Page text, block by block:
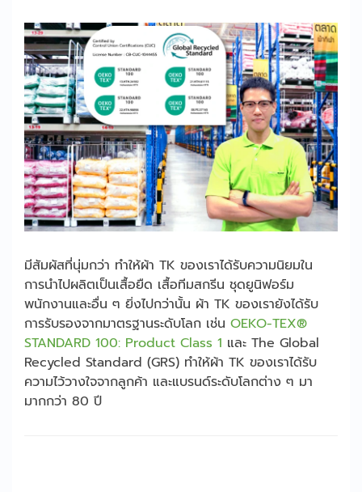
มีสัมผัสที่นุ่มกว่า ทำให้ผ้า TK ของเราได้รับความนิยมใน
การนำไปผลิตเป็นเสื้อยืด เสื้อทีมสกรีน ชุดยูนิฟอร์ม
พนักงานและอื่น ๆ ยิ่งไปกว่านั้น ผ้า TK ของเรายังได้รับ
การรับรองจากมาตรฐานระดับโลก เช่น OEKO-TEX®
STANDARD 100: Product Class 1 และ The Global
Recycled Standard (GRS) ทำให้ผ้า TK ของเราได้รับ
ความไว้วางใจจากลูกค้า และแบรนด์ระดับโลกต่าง ๆ มา
มากกว่า 80 ปี